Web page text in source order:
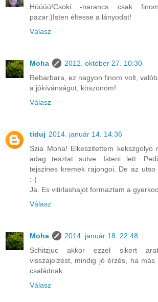
Húúúú!Csoki -narancs csak
pazar:)Isten éltesse a lányodat!
Válasz
Moha
2012. október 27. 10:30
Rebarbara, ez nagyon finom volt,
a jókívánságot, köszönöm!
Válasz
tiduj 2014. január 14. 14:36
Szia Moha! Elkeszitettem kekszgolyo
adag tesztat sutve. Isteni lett.
tejszines kremek rajongoi. De az
:-)
Ja. Es vitirlashajot formaztam a
Válasz
Moha
2014. január 18. 22:48
Schitzjuc akkor ezzel sikert
visszajelzést, mindig jó érzés, ha
családnak.
Válasz